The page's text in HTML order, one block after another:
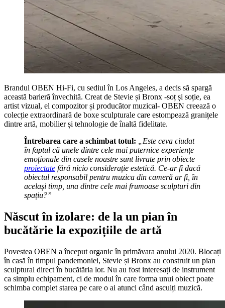
Brandul OBEN Hi-Fi, cu sediul în Los Angeles, a decis să spargă
această barieră învechită. Creat de Stevie și Bronx -soț și soție, ea
artist vizual, el compozitor și producător muzical- OBEN creează o
colecție extraordinară de boxe sculpturale care estompează granițele
dintre artă, mobilier și tehnologie de înaltă fidelitate.
Întrebarea care a schimbat totul:
„Este ceva ciudat
în faptul că unele dintre cele mai puternice experiențe
emoționale din casele noastre sunt livrate prin obiecte
proiectate fără nicio considerație estetică. Ce-ar fi dacă
obiectul responsabil pentru muzica din cameră ar fi, în
același timp, una dintre cele mai frumoase sculpturi din
spațiu?”
Născut în izolare: de la un pian în
bucătărie la expozițiile de artă
Povestea OBEN a început organic în primăvara anului 2020. Blocați
în casă în timpul pandemoniei, Stevie și Bronx au construit un pian
sculptural direct în bucătăria lor. Nu au fost interesați de instrument
ca simplu echipament, ci de modul în care forma unui obiect poate
schimba complet starea pe care o ai atunci când asculți muzică.